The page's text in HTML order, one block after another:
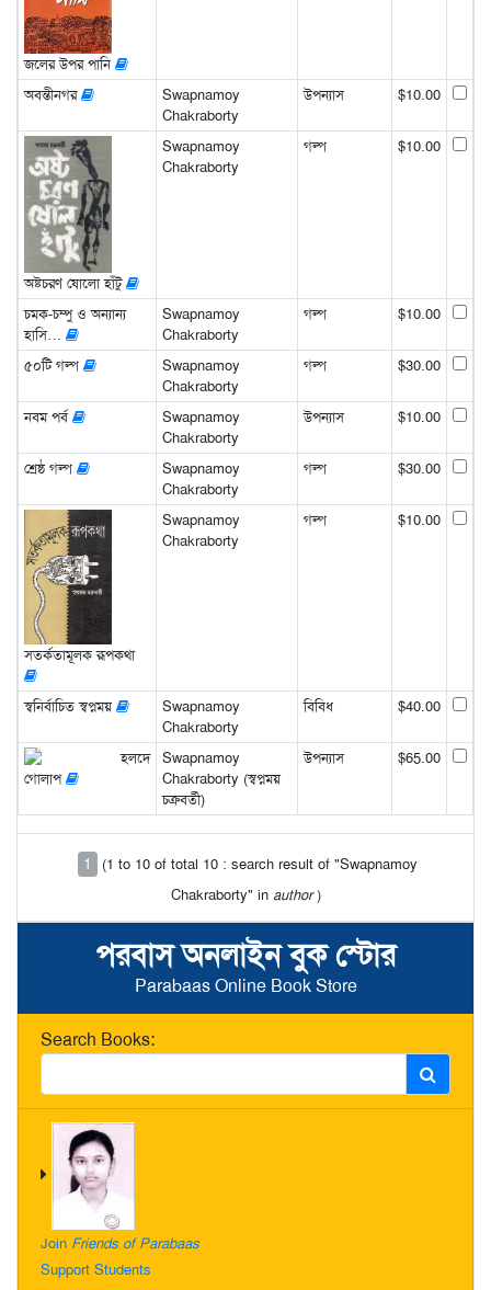
পরবাস অনলাইন বুক স্টোর
Parabaas Online Book Store
Search Books:
Join Friends of Parabaas
Support Students
জলের উপর পানি
অবন্তীনগর
Swapnamoy
Chakraborty
উপন্যাস $10.00
অষ্টচরণ ষোলো হাঁটু
Swapnamoy
Chakraborty
গল্প $10.00
চমক-চম্পু ও অন্যান্য
হাসি…
Swapnamoy
Chakraborty
গল্প $10.00
৫০টি গল্প
Swapnamoy
Chakraborty
গল্প $30.00
নবম পর্ব
Swapnamoy
Chakraborty
উপন্যাস $10.00
শ্রেষ্ঠ গল্প
Swapnamoy
Chakraborty
গল্প $30.00
সতর্কতামূলক রূপকথা
Swapnamoy
Chakraborty
গল্প $10.00
স্বনির্বাচিত স্বপ্নময়
Swapnamoy
Chakraborty
বিবিধ $40.00
হলদে
গোলাপ
Swapnamoy
Chakraborty (স্বপ্নময়
চক্রবর্তী)
উপন্যাস $65.00
1
(1 to 10 of total 10 : search result of "Swapnamoy
Chakraborty" in author)